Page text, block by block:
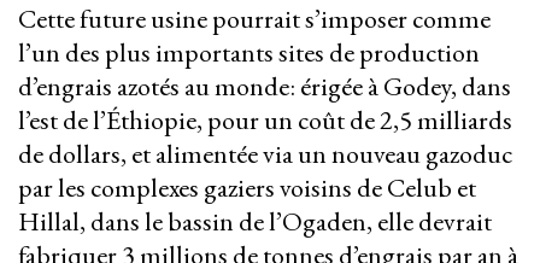
Cette future usine pourrait s’imposer comme
l’un des plus importants sites de production
d’engrais azotés au monde: érigée à Godey, dans
l’est de l’Éthiopie, pour un coût de 2,5 milliards
de dollars, et alimentée via un nouveau gazoduc
par les complexes gaziers voisins de Celub et
Hillal, dans le bassin de l’Ogaden, elle devrait
fabriquer 3 millions de tonnes d’engrais par an à